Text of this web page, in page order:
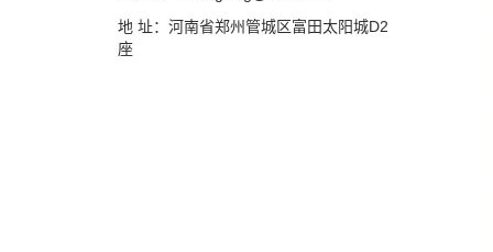
地 址：河南省郑州管城区富田太阳城D2
座